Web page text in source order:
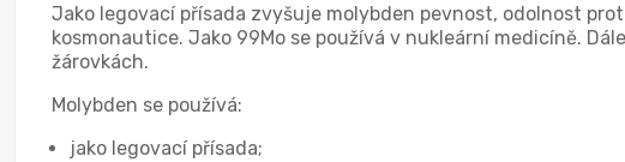
Jako legovací přísada zvyšuje molybden pevnost, odolnost
kosmonautice. Jako 99Mo se používá v nukleární medicíně.
žárovkách.
Molybden se používá:
jako legovací přísada;